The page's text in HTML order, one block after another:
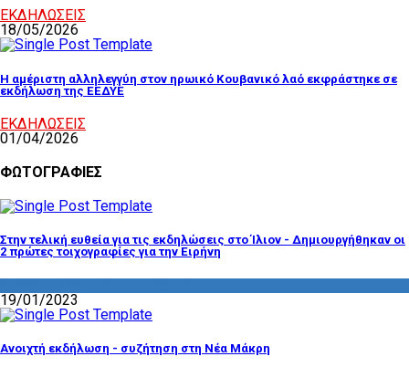
ΕΚΔΗΛΩΣΕΙΣ
18/05/2026
Η αμέριστη αλληλεγγύη στον ηρωικό Κουβανικό λαό εκφράστηκε σε
εκδήλωση της ΕΕΔΥΕ
ΕΚΔΗΛΩΣΕΙΣ
01/04/2026
ΦΩΤΟΓΡΑΦΙΕΣ
Στην τελική ευθεία για τις εκδηλώσεις στο Ίλιον - Δημιουργήθηκαν οι
2 πρώτες τοιχογραφίες για την Ειρήνη
19/01/2023
Ανοιχτή εκδήλωση - συζήτηση στη Νέα Μάκρη